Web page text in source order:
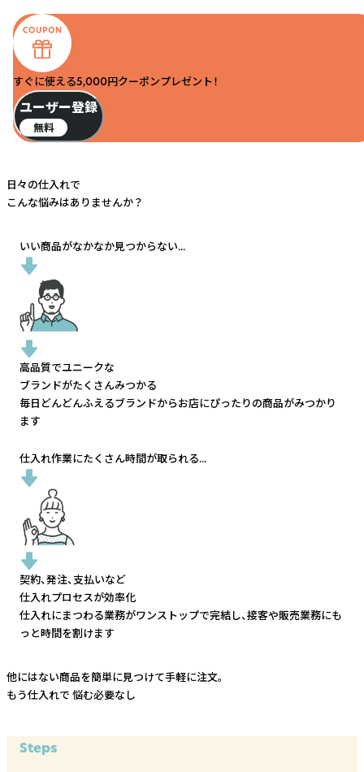
すぐに使える5,000円クーポンプレゼント！
ユーザー登録
無料
日々の仕入れで
こんな悩みはありませんか？
いい商品がなかなか見つからない...
高品質でユニークな
ブランドがたくさんみつかる
毎日どんどんふえるブランドからお店にぴったりの商品がみつかり
ます
仕入れ作業にたくさん時間が取られる...
契約、発注、支払いなど
仕入れプロセスが効率化
仕入れにまつわる業務がワンストップで完結し、接客や販売業務にも
っと時間を割けます
他にはない商品を簡単に見つけて手軽に注文。
もう仕入れで 悩む必要なし
Steps